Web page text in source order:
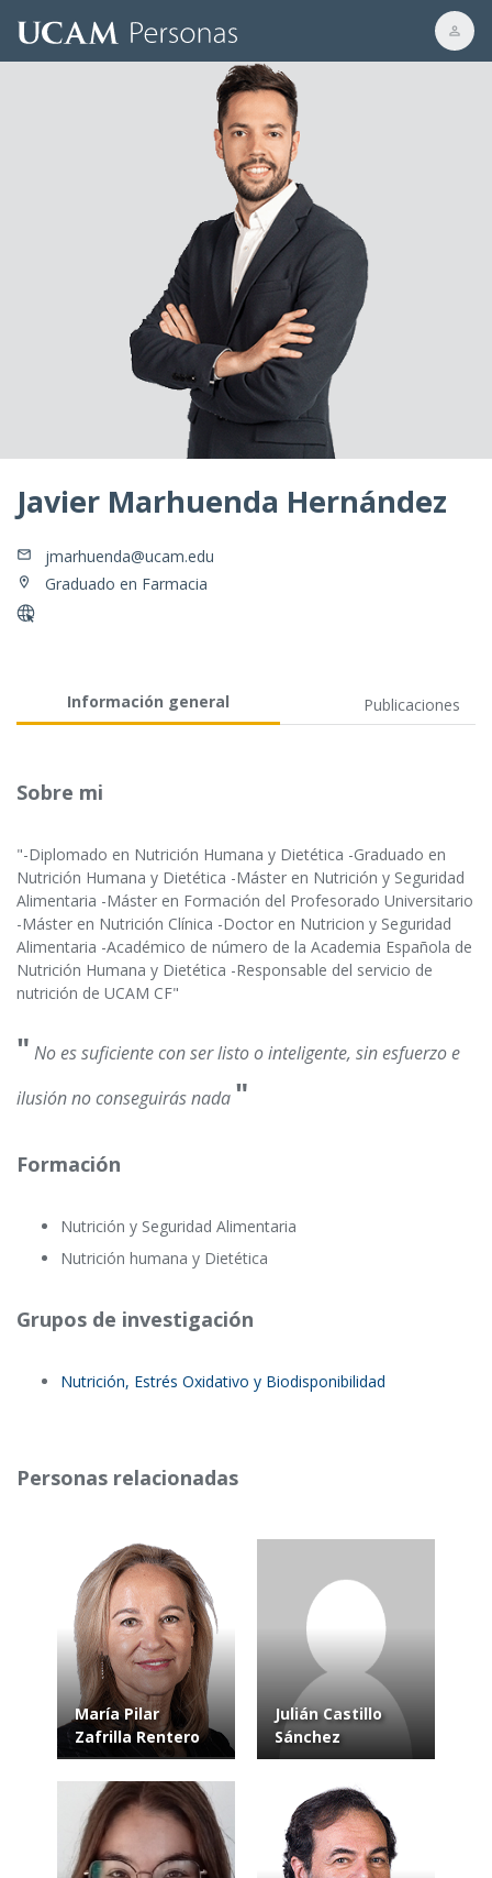
Javier Marhuenda Hernández
jmarhuenda@ucam.edu
Graduado en Farmacia
Información general Publicaciones
Sobre mi
"-Diplomado en Nutrición Humana y Dietética -Graduado en
Nutrición Humana y Dietética -Máster en Nutrición y Seguridad
Alimentaria -Máster en Formación del Profesorado Universitario
-Máster en Nutrición Clínica -Doctor en Nutricion y Seguridad
Alimentaria -Académico de número de la Academia Española de
Nutrición Humana y Dietética -Responsable del servicio de
nutrición de UCAM CF"
" No es suficiente con ser listo o inteligente, sin esfuerzo e
ilusión no conseguirás nada "
Formación
Nutrición y Seguridad Alimentaria
Nutrición humana y Dietética
Grupos de investigación
Nutrición, Estrés Oxidativo y Biodisponibilidad
Personas relacionadas
María Pilar
Zafrilla Rentero
Julián Castillo
Sánchez